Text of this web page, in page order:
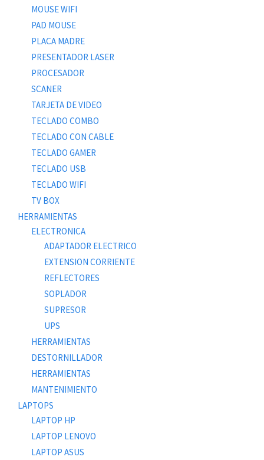
MOUSE WIFI
PAD MOUSE
PLACA MADRE
PRESENTADOR LASER
PROCESADOR
SCANER
TARJETA DE VIDEO
TECLADO COMBO
TECLADO CON CABLE
TECLADO GAMER
TECLADO USB
TECLADO WIFI
TV BOX
HERRAMIENTAS
ELECTRONICA
ADAPTADOR ELECTRICO
EXTENSION CORRIENTE
REFLECTORES
SOPLADOR
SUPRESOR
UPS
HERRAMIENTAS
DESTORNILLADOR
HERRAMIENTAS
MANTENIMIENTO
LAPTOPS
LAPTOP HP
LAPTOP LENOVO
LAPTOP ASUS